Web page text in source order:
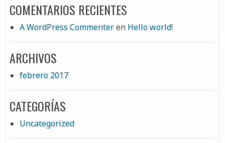
COMENTARIOS RECIENTES
A WordPress Commenteren Hello world!
ARCHIVOS
febrero 2017
CATEGORÍAS
Uncategorized